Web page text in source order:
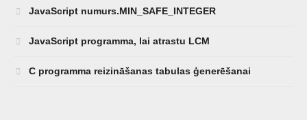
JavaScript numurs.MIN_SAFE_INTEGER
JavaScript programma, lai atrastu LCM
C programma reizināšanas tabulas ģenerēšanai